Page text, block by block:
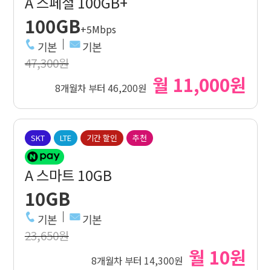
100GB+5Mbps
기본 기본
47,300원
8개월차 부터 46,200원 월 11,000원
SKT LTE 기간 할인 추천
A 스마트 10GB
10GB
기본 기본
23,650원
8개월차 부터 14,300원 월 10원